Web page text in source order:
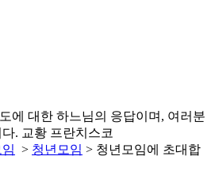
에 대한 하느님의 응답이며, 여러분
. 교황 프란치스코
> 청년모임 > 청년모임에 초대합